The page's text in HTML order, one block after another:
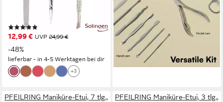
Set mit echt Leder Etui,
Nagelschere, 4 tlg., Made in
Germany
12,99 € UVP 24,99 €
-48%
lieferbar - in 4-5 Werktagen bei dir
+3
19,99 €
lieferbar - in 4-5 Werktagen bei dir
PFEILRING Maniküre-Etui, 7 tlg., PFEILRING Maniküre-Etui, 3 tlg.,